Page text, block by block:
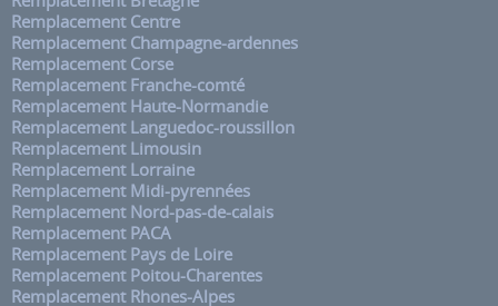
Remplacement Centre
Remplacement Champagne-ardennes
Remplacement Corse
Remplacement Franche-comté
Remplacement Haute-Normandie
Remplacement Languedoc-roussillon
Remplacement Limousin
Remplacement Lorraine
Remplacement Midi-pyrennées
Remplacement Nord-pas-de-calais
Remplacement PACA
Remplacement Pays de Loire
Remplacement Poitou-Charentes
Remplacement Rhones-Alpes